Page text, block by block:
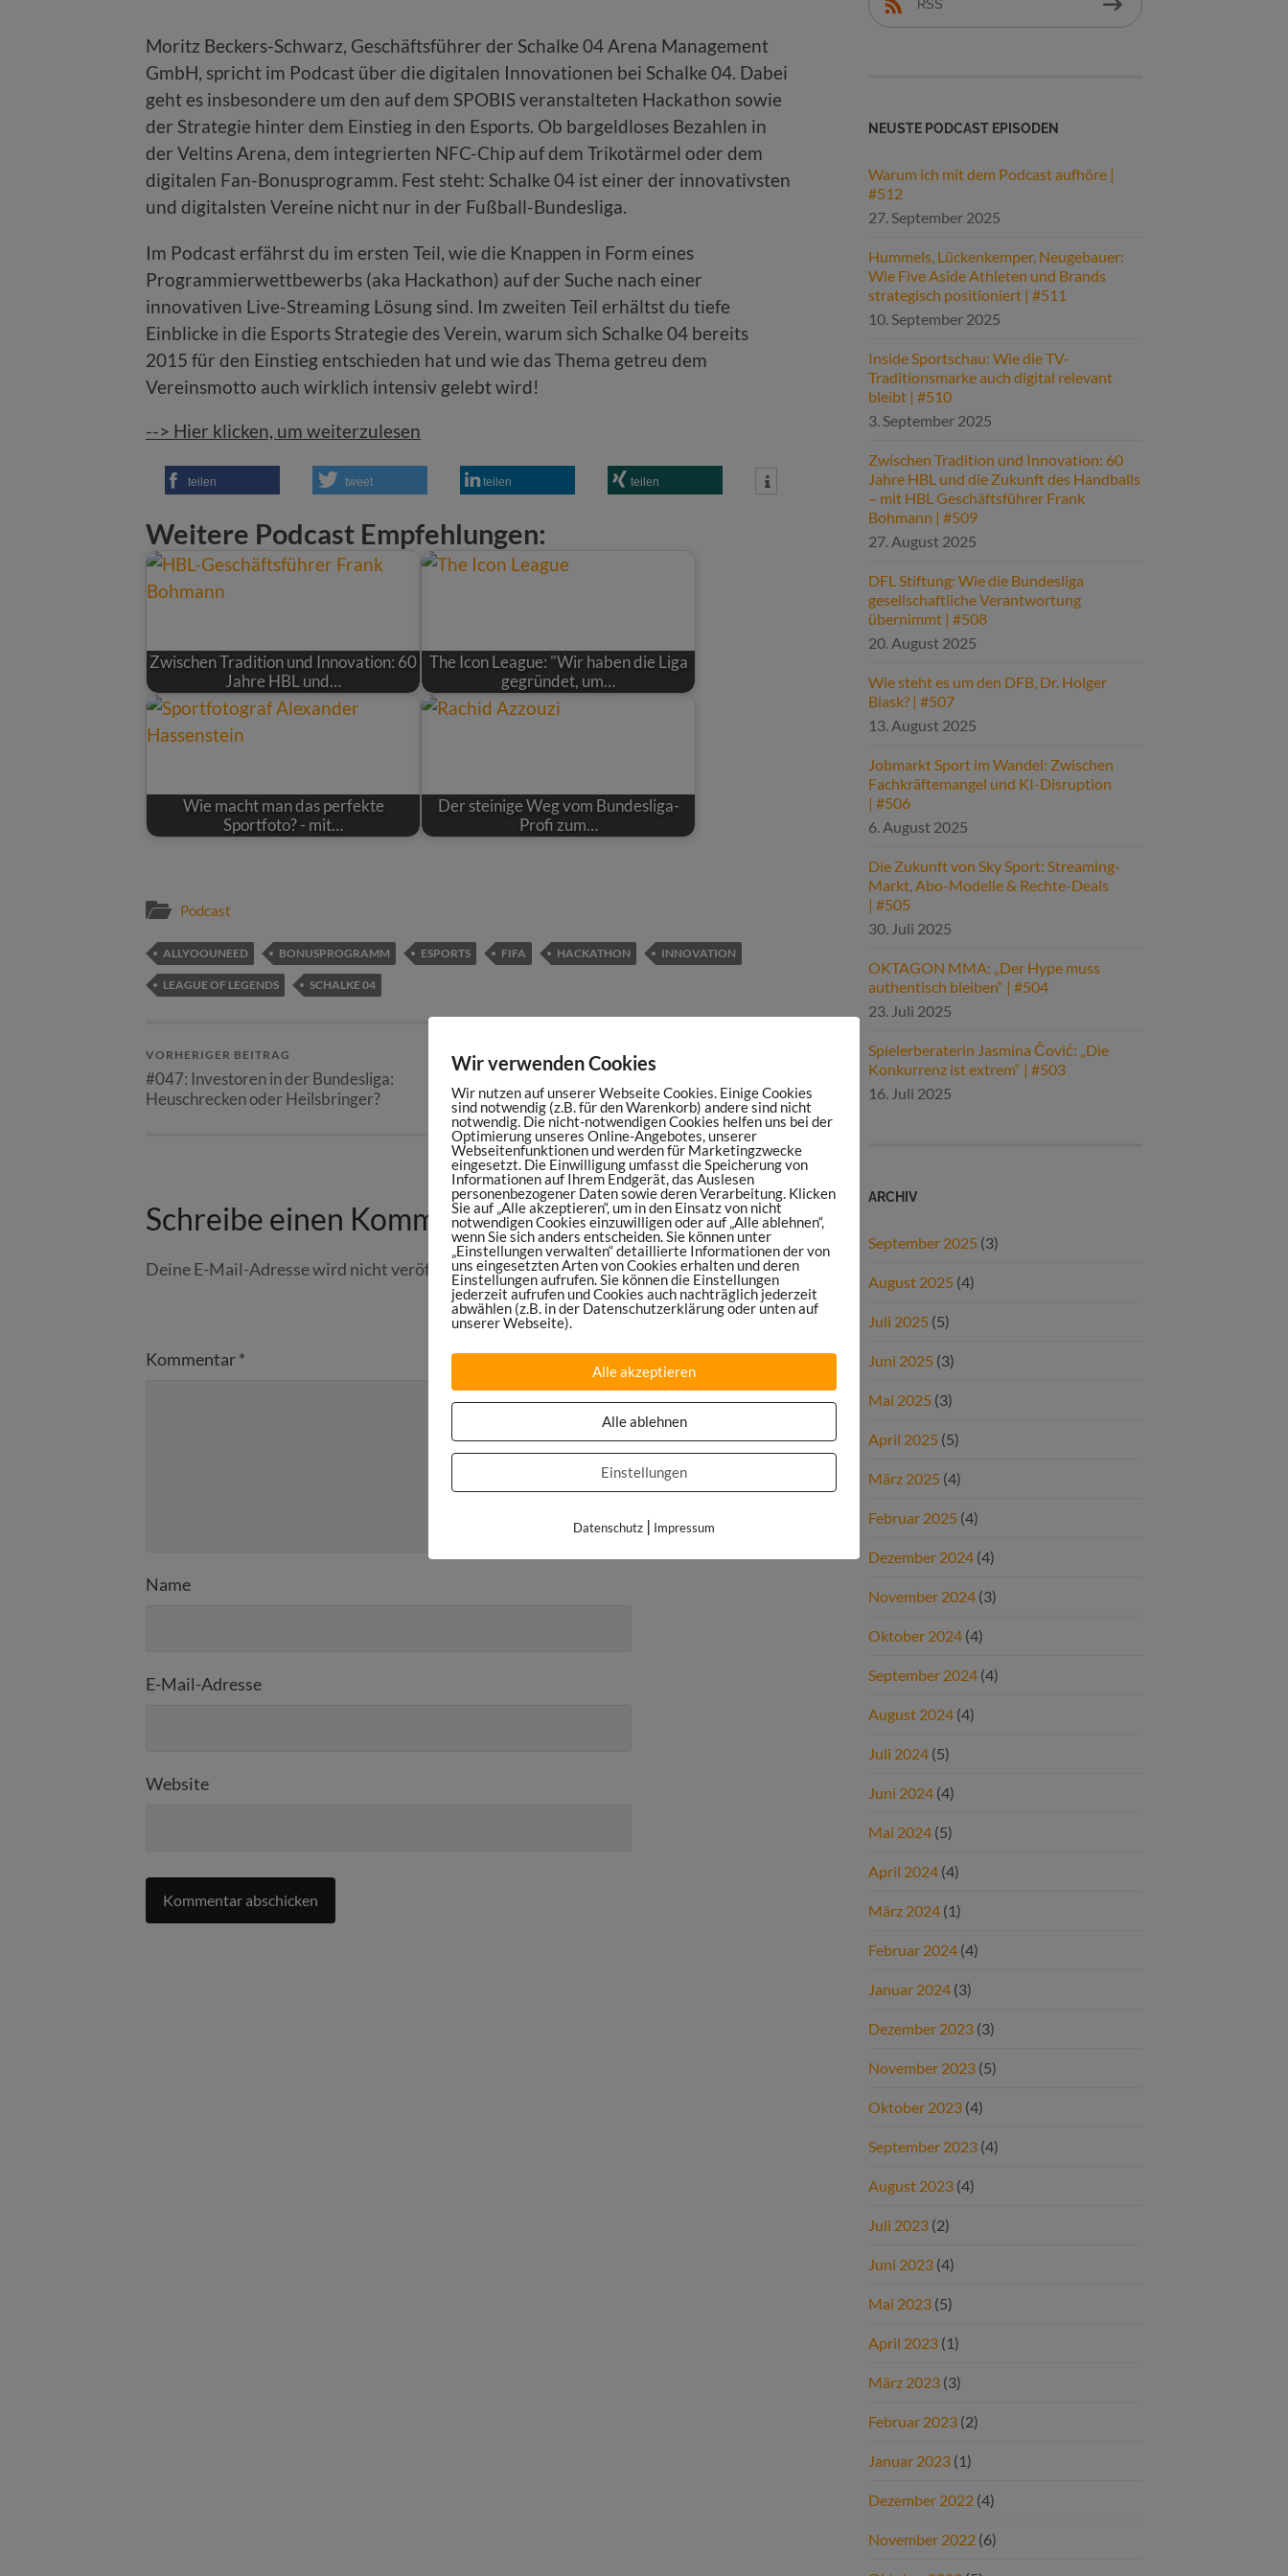
Moritz Beckers-Schwarz, Geschäftsführer der Schalke 04 Arena Management
GmbH, spricht im Podcast über die digitalen Innovationen bei Schalke 04. Dabei
geht es insbesondere um den auf dem SPOBIS veranstalteten Hackathon sowie
der Strategie hinter dem Einstieg in den Esports. Ob bargeldloses Bezahlen in
der Veltins Arena, dem integrierten NFC-Chip auf dem Trikotärmel oder dem
digitalen Fan-Bonusprogramm. Fest steht: Schalke 04 ist einer der innovativsten
und digitalsten Vereine nicht nur in der Fußball-Bundesliga.
Im Podcast erfährst du im ersten Teil, wie die Knappen in Form eines
Programmierwettbewerbs (aka Hackathon) auf der Suche nach einer
innovativen Live-Streaming Lösung sind. Im zweiten Teil erhältst du tiefe
Einblicke in die Esports Strategie des Verein, warum sich Schalke 04 bereits
2015 für den Einstieg entschieden hat und wie das Thema getreu dem
Vereinsmotto auch wirklich intensiv gelebt wird!
--> Hier klicken, um weiterzulesen
teilen tweet teilen teilen
Weitere Podcast Empfehlungen:
Zwischen Tradition und Innovation: 60
Jahre HBL und…
The Icon League: "Wir haben die Liga
gegründet, um…
Wie macht man das perfekte
Sportfoto? - mit…
Der steinige Weg vom Bundesliga-
Profi zum…
Podcast
ALLYOOUNEED BONUSPROGRAMM ESPORTS FIFA HACKATHON INNOVATION
LEAGUE OF LEGENDS SCHALKE 04
VORHERIGER BEITRAG
#047: Investoren in der Bundesliga:
Heuschrecken oder Heilsbringer?
werden die Sportwelt verändern
Schreibe einen Kommentar
Deine E-Mail-Adresse wird nicht veröffentlicht.Erforderliche Felder sind mit*markiert
Kommentar*
Name
E-Mail-Adresse
Website
RSS
NEUSTE PODCAST EPISODEN
Warum ich mit dem Podcast aufhöre |
#512
27. September 2025
Hummels, Lückenkemper, Neugebauer:
Wie Five Aside Athleten und Brands
strategisch positioniert | #511
10. September 2025
Inside Sportschau: Wie die TV-
Traditionsmarke auch digital relevant
bleibt | #510
3. September 2025
Zwischen Tradition und Innovation: 60
Jahre HBL und die Zukunft des Handballs
– mit HBL Geschäftsführer Frank
Bohmann | #509
27. August 2025
DFL Stiftung: Wie die Bundesliga
gesellschaftliche Verantwortung
übernimmt | #508
20. August 2025
Wie steht es um den DFB, Dr. Holger
Blask? | #507
13. August 2025
Jobmarkt Sport im Wandel: Zwischen
Fachkräftemangel und KI-Disruption
| #506
6. August 2025
Die Zukunft von Sky Sport: Streaming-
Markt, Abo-Modelle & Rechte-Deals
| #505
30. Juli 2025
OKTAGON MMA: „Der Hype muss
authentisch bleiben“ | #504
23. Juli 2025
Spielerberaterin Jasmina Čović: „Die
Konkurrenz ist extrem“ | #503
16. Juli 2025
ARCHIV
September 2025 (3)
August 2025 (4)
Juli 2025 (5)
Juni 2025 (3)
Mai 2025 (3)
April 2025 (5)
März 2025 (4)
Februar 2025 (4)
Dezember 2024 (4)
November 2024 (3)
Oktober 2024 (4)
September 2024 (4)
August 2024 (4)
Juli 2024 (5)
Juni 2024 (4)
Mai 2024 (5)
April 2024 (4)
März 2024 (1)
Februar 2024 (4)
Januar 2024 (3)
Dezember 2023 (3)
November 2023 (5)
Oktober 2023 (4)
September 2023 (4)
August 2023 (4)
Juli 2023 (2)
Juni 2023 (4)
Mai 2023 (5)
April 2023 (1)
März 2023 (3)
Februar 2023 (2)
Januar 2023 (1)
Dezember 2022 (4)
November 2022 (6)
Wir verwenden Cookies
Wir nutzen auf unserer Webseite Cookies. Einige Cookies
sind notwendig (z.B. für den Warenkorb) andere sind nicht
notwendig. Die nicht-notwendigen Cookies helfen uns bei der
Optimierung unseres Online-Angebotes, unserer
Webseitenfunktionen und werden für Marketingzwecke
eingesetzt. Die Einwilligung umfasst die Speicherung von
Informationen auf Ihrem Endgerät, das Auslesen
personenbezogener Daten sowie deren Verarbeitung. Klicken
Sie auf „Alle akzeptieren“, um in den Einsatz von nicht
notwendigen Cookies einzuwilligen oder auf „Alle ablehnen“,
wenn Sie sich anders entscheiden. Sie können unter
„Einstellungen verwalten“ detaillierte Informationen der von
uns eingesetzten Arten von Cookies erhalten und deren
Einstellungen aufrufen. Sie können die Einstellungen
jederzeit aufrufen und Cookies auch nachträglich jederzeit
abwählen (z.B. in der Datenschutzerklärung oder unten auf
unserer Webseite).
Alle akzeptieren
Alle ablehnen
Einstellungen
Datenschutz | Impressum